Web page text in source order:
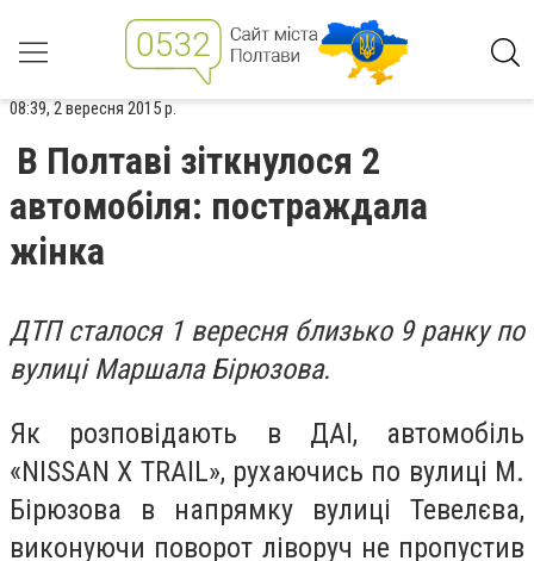
08:39, 2 вересня 2015 р.
В Полтаві зіткнулося 2
автомобіля: постраждала
жінка
ДТП сталося 1 вересня близько 9 ранку по
вулиці Маршала Бірюзова.
Як розповідають в ДАІ, автомобіль
«NISSAN X TRAIL», рухаючись по вулиці М.
Бірюзова в напрямку вулиці Тевелєва,
виконуючи поворот ліворуч не пропустив